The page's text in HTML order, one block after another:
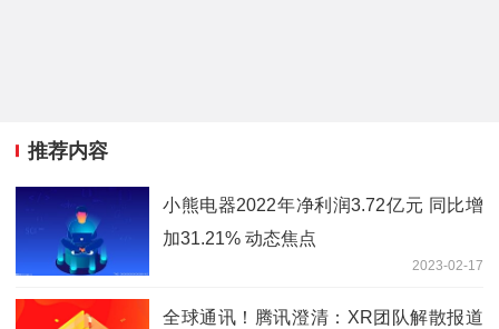
推荐内容
小熊电器2022年净利润3.72亿元 同比增
加31.21% 动态焦点
2023-02-17
全球通讯！腾讯澄清：XR团队解散报道